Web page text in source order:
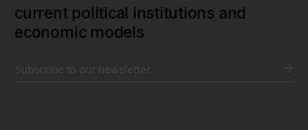
current political institutions and
economic models